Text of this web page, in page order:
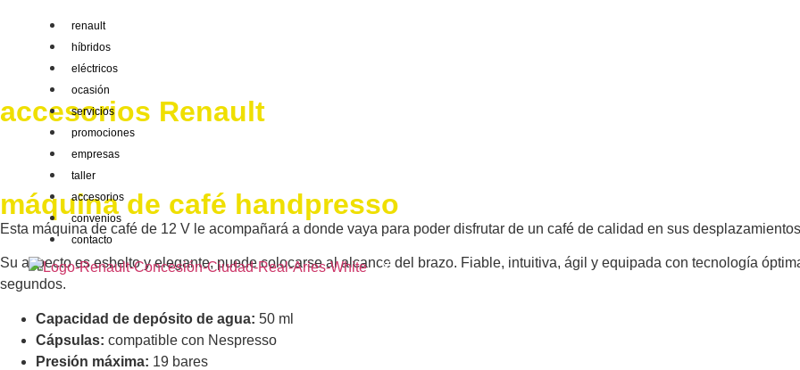
renault
híbridos
eléctricos
ocasión
servicios
promociones
empresas
taller
accesorios
convenios
contacto
X
accesorios Renault
máquina de café handpresso
Esta máquina de café de 12 V le acompañará a donde vaya para poder disfrutar de un café de calidad en sus
Su aspecto es esbelto y elegante, puede colocarse al alcance del brazo. Fiable, intuitiva, ágil y equipada con tecnología
segundos.
Capacidad de depósito de agua: 50 ml
Cápsulas: compatible con Nespresso
Presión máxima: 19 bares